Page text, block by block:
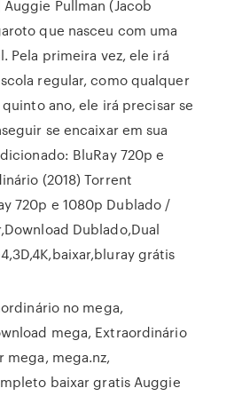
Auggie Pullman (Jacob
que nasceu com uma
Pela primeira vez, ele irá
regular, como qualquer
ano, ele irá precisar se
se encaixar em sua
BluRay 720p e
(2018) Torrent
720p e 1080p Dublado /
Dublado,Dual
grátis
no mega,
mega, Extraordinário
mega, mega.nz,
baixar gratis Auggie